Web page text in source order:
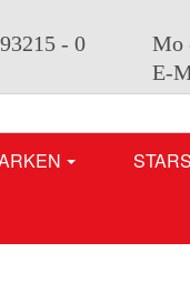
- 0
Mo
E-